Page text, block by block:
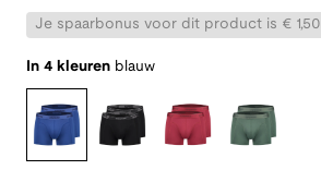
Je spaarbonus voor dit product is € 1,50
In 4 kleuren blauw